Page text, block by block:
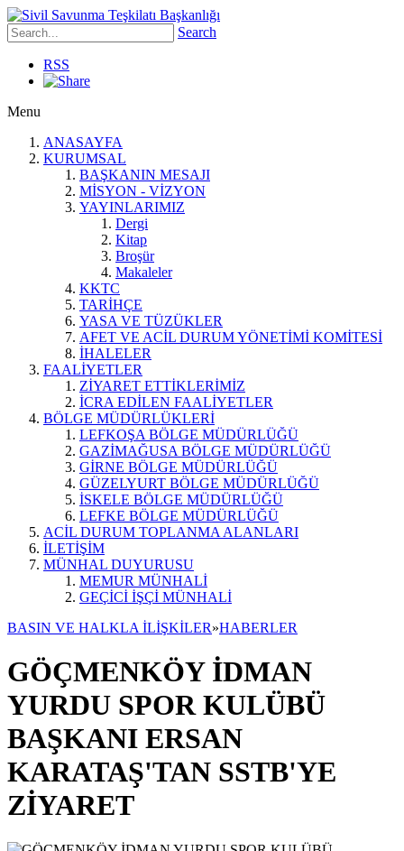
Search
RSS
Menu
ANASAYFA
KURUMSAL
BAŞKANIN MESAJI
MİSYON - VİZYON
YAYINLARIMIZ
Dergi
Kitap
Broşür
Makaleler
KKTC
TARİHÇE
YASA VE TÜZÜKLER
AFET VE ACİL DURUM YÖNETİMİ KOMİTESİ
İHALELER
FAALİYETLER
ZİYARET ETTİKLERİMİZ
İCRA EDİLEN FAALİYETLER
BÖLGE MÜDÜRLÜKLERİ
LEFKOŞA BÖLGE MÜDÜRLÜĞÜ
GAZİMAĞUSA BÖLGE MÜDÜRLÜĞÜ
GİRNE BÖLGE MÜDÜRLÜĞÜ
GÜZELYURT BÖLGE MÜDÜRLÜĞÜ
İSKELE BÖLGE MÜDÜRLÜĞÜ
LEFKE BÖLGE MÜDÜRLÜĞÜ
ACİL DURUM TOPLANMA ALANLARI
İLETİŞİM
MÜNHAL DUYURUSU
MEMUR MÜNHALİ
GEÇİCİ İŞÇİ MÜNHALİ
BASIN VE HALKLA İLİŞKİLER»HABERLER
GÖÇMENKÖY İDMAN
YURDU SPOR KULÜBÜ
BAŞKANI ERSAN
KARATAŞ'TAN SSTB'YE
ZİYARET